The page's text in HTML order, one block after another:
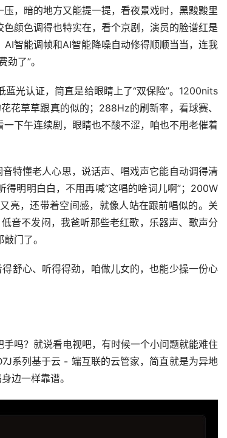
，暗的地方又能提一提，看夜景戏时，黑黢黢里
颜色调得也特实在，看个京剧，演员的脸谱红是
智能调帧和AI智能降噪自动修得顺顺当当，连我
了”。
光认证，简直是给眼睛上了“双保险”。1200nits
花草草跟真的似的；288Hz的刷新率，看球赛、
下午连续剧，眼睛也不酸不涩，咱也不用老催着
特懂老人心思，说话声、唱戏声它能自动调得清
明明白白，不用再喊“这唱的啥词儿啊”；200W
亮，还带着空间感，就像人站在跟前唱似的。关
音不发闷，我爸听那些老红歌，乐器声、歌声分
门了。
舒心、听得得劲，咱做儿女的，也能少操一份心
吗？就说看电视吧，有时候一个小问题就能难住
系列基于云 - 端互联的云管家，简直就是为异地
边一样靠谱。